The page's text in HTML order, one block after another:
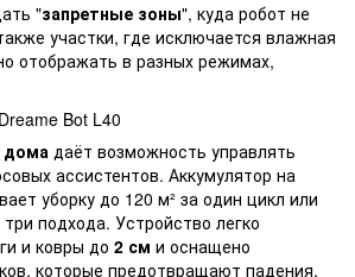
"запретные зоны", куда робот не
участки, где исключается влажная
отображать в разных режимах,
дома даёт возможность управлять
ассистентов. Аккумулятор на
уборку до 120 м² за один цикл или
три подхода. Устройство легко
и ковры до 2 см и оснащено
которые предотвращают падения,